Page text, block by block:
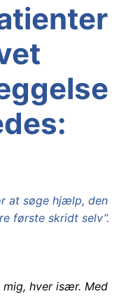
at søge hjælp, den
første skridt selv”.
hver især. Med